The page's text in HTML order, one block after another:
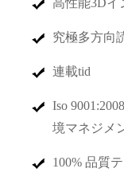
高性能3Dイ
究極多方向
連載tid
Iso
境マネジメ
100% 品質